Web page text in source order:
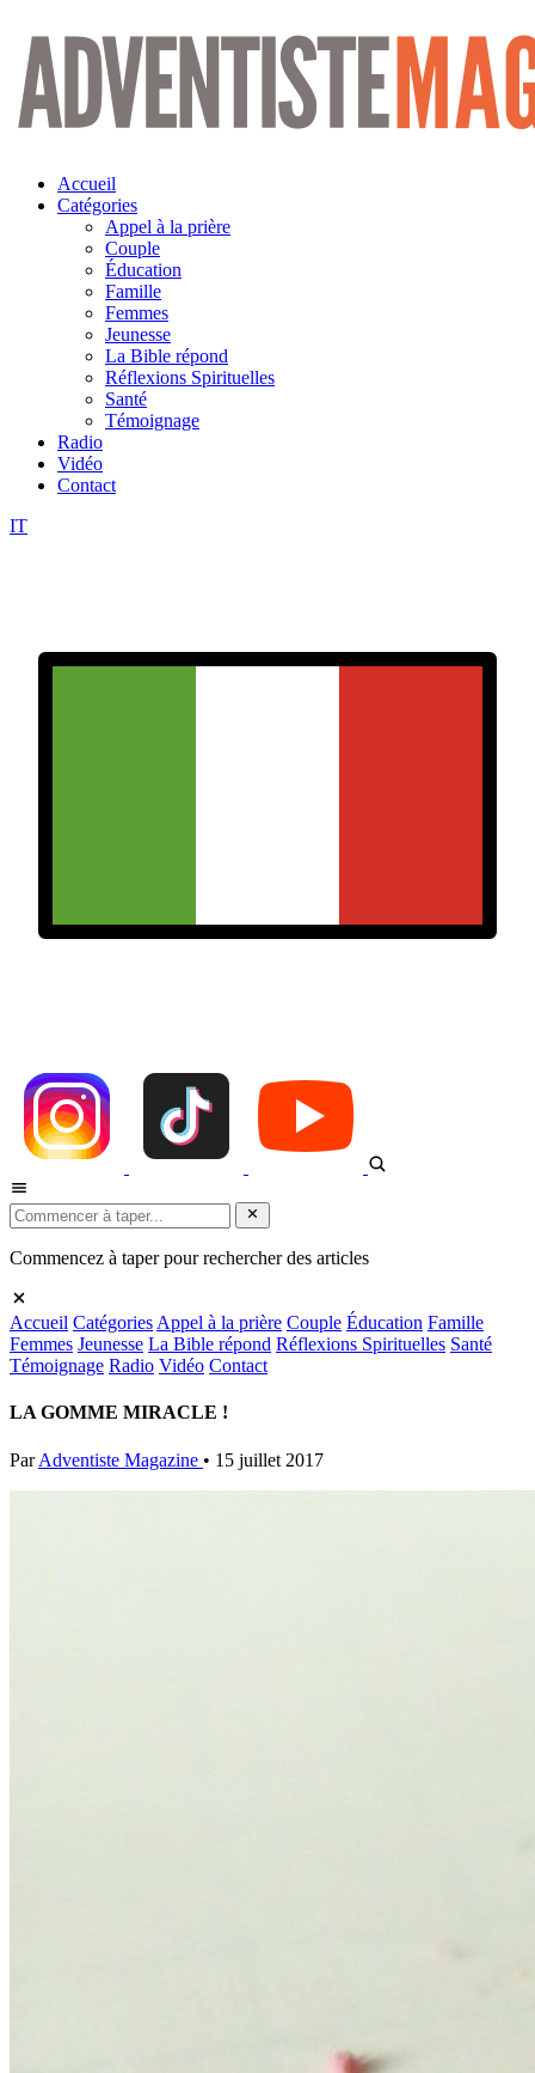
Aller
contenu
Accueil
Catégories
Appel à la prière
Couple
Éducation
Famille
Femmes
Jeunesse
La Bible répond
Réflexions Spirituelles
Santé
Témoignage
Radio
Vidéo
Contact
IT
Commencez à taper pour rechercher des articles
Accueil Catégories Appel à la prière Couple Éducation Famille
Femmes Jeunesse La Bible répond Réflexions Spirituelles Santé
Témoignage Radio Vidéo Contact
LA GOMME MIRACLE !
Par Adventiste Magazine • 15 juillet 2017